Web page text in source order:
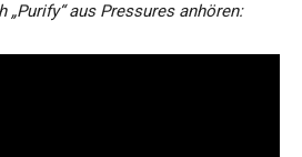
„Purify“ aus Pressures anhören: